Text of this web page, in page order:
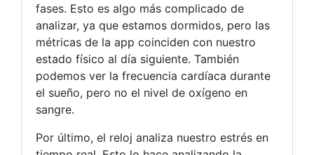
fases. Esto es algo más complicado de
analizar, ya que estamos dormidos, pero las
métricas de la app coinciden con nuestro
estado físico al día siguiente. También
podemos ver la frecuencia cardíaca durante
el sueño, pero no el nivel de oxígeno en
sangre.
Por último, el reloj analiza nuestro estrés en